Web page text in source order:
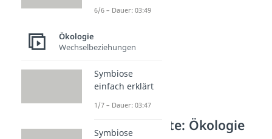
Weitere Inhalte: Ökologie
6/6 – Dauer: 03:49
Ökologie
Wechselbeziehungen
Symbiose
einfach erklärt
1/7 – Dauer: 03:47
Symbiose